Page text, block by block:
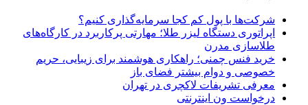
شرکت‌ها با پول کم کجا سرمایه‌گذاری کنیم؟
اپراتوری دستگاه لیزر طلا؛ مهارتی پرکاربرد در کارگاه‌های
طلاسازی مدرن
خرید فنس چمنی؛ راهکاری هوشمند برای زیبایی، حریم
خصوصی و دوام بیشتر فضای باز
معرفی تشریفات لاکچری در تهران
درخواست ون اینترنتی